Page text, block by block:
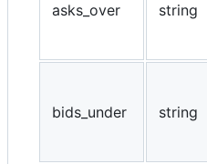
asks_over string
bids_under string